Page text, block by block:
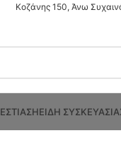
Κοζάνης 150, Άνω
ΕΣΤΙΑΣΗΕΙΔΗ